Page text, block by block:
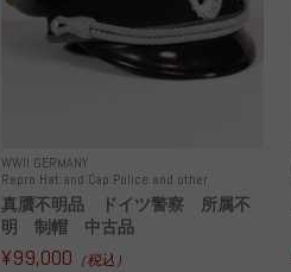
WWII GERMANY
Repro Hat and Cap Police and other
真贋不明品 ドイツ警察 所属不
明 制帽 中古品
¥99,000 （税込）